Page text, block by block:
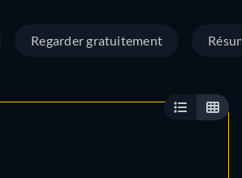
Regarder gratuitement